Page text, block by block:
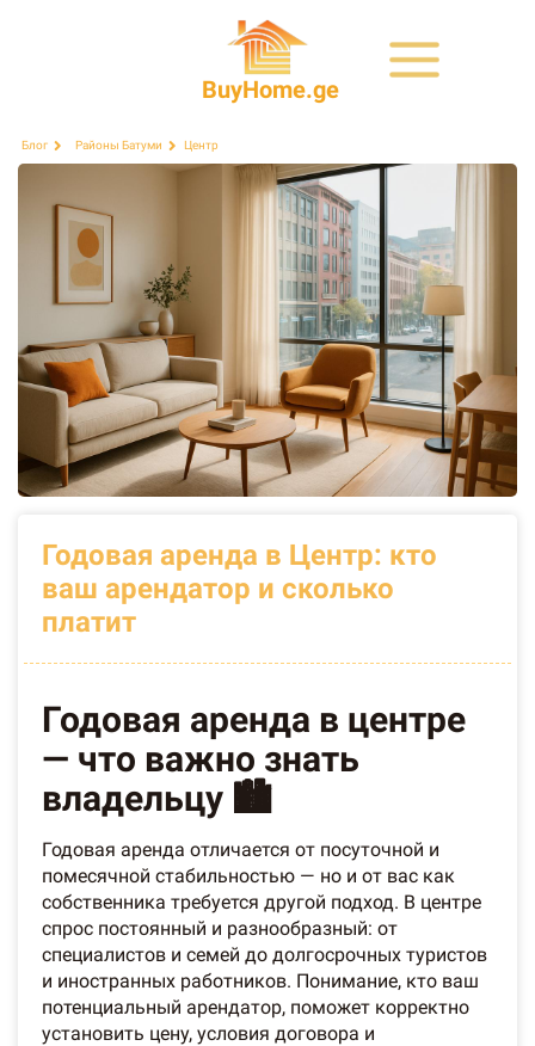
BuyHome.ge
Блог Районы Батуми Центр
Годовая аренда в Центр: кто
ваш арендатор и сколько
платит
Годовая аренда в центре
— что важно знать
владельцу 🏙️
Годовая аренда отличается от посуточной и
помесячной стабильностью — но и от вас как
собственника требуется другой подход. В центре
спрос постоянный и разнообразный: от
специалистов и семей до долгосрочных туристов
и иностранных работников. Понимание, кто ваш
потенциальный арендатор, поможет корректно
установить цену, условия договора и